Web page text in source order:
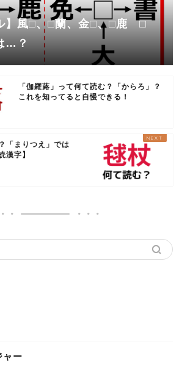
】風□、□蘭、金□、□鹿 □
…？
「伽羅蕗」って何て読む？「からろ」？
これを知ってると自慢できる！
「まりつえ」では
漢字】
ャー